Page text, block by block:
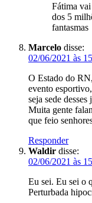
Fátima
dos 5
fantasmas
Marcelo disse:
02/06/2021 às
O Estado do
evento
seja sede
Muita gente
que feio
Responder
Waldir disse:
02/06/2021 às
Eu sei. Eu sei o
Perturbada